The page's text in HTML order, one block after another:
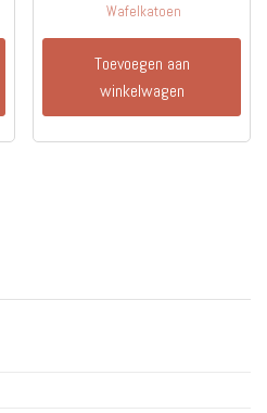
Wafelkatoen
Toevoegen aan
winkelwagen